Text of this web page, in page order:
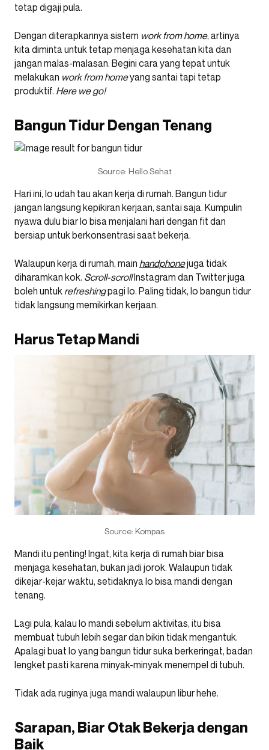
tetap digaji pula.
Dengan diterapkannya sistem work from home, artinya
kita diminta untuk tetap menjaga kesehatan kita dan
jangan malas-malasan. Begini cara yang tepat untuk
melakukan work from homeyang santai tapi tetap
produktif. Here we go!
Bangun Tidur Dengan Tenang
Source: Hello Sehat
Hari ini, lo udah tau akan kerja di rumah. Bangun tidur
jangan langsung kepikiran kerjaan, santai saja. Kumpulin
nyawa dulu biar lo bisa menjalani hari dengan fit dan
bersiap untuk berkonsentrasi saat bekerja.
Walaupun kerja di rumah, main handphonejuga tidak
diharamkan kok. Scroll-scrollInstagram dan Twitter juga
boleh untuk refreshingpagi lo. Paling tidak, lo bangun tidur
tidak langsung memikirkan kerjaan.
Harus Tetap Mandi
Source: Kompas
Mandi itu penting! Ingat, kita kerja di rumah biar bisa
menjaga kesehatan, bukan jadi jorok. Walaupun tidak
dikejar-kejar waktu, setidaknya lo bisa mandi dengan
tenang.
Lagi pula, kalau lo mandi sebelum aktivitas, itu bisa
membuat tubuh lebih segar dan bikin tidak mengantuk.
Apalagi buat lo yang bangun tidur suka berkeringat, badan
lengket pasti karena minyak-minyak menempel di tubuh.
Tidak ada ruginya juga mandi walaupun libur hehe.
Sarapan, Biar Otak Bekerja dengan
Baik